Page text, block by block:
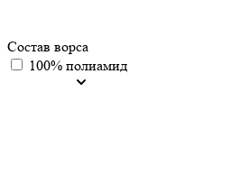
Состав ворса
100% полиамид